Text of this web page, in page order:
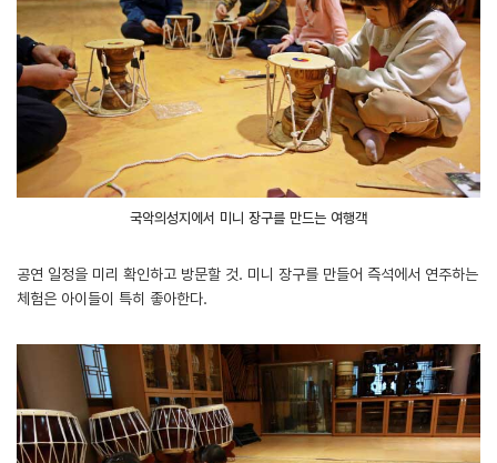
국악의성지에서 미니 장구를 만드는 여행객
공연 일정을 미리 확인하고 방문할 것. 미니 장구를 만들어 즉석에서 연주하는
체험은 아이들이 특히 좋아한다.